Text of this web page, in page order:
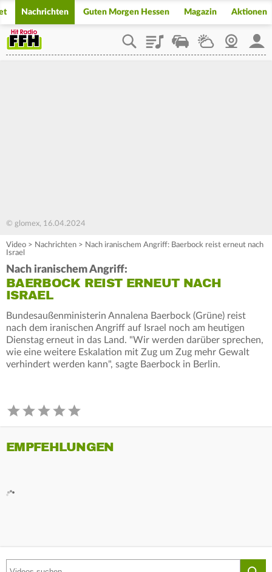
Nachrichten Guten Morgen Hessen Magazin Aktionen
PlaylistStaupilotWetterWebcam
© glomex, 16.04.2024
Video > Nachrichten > Nach iranischem Angriff: Baerbock reist erneut nach
Israel
Nach iranischem Angriff:
BAERBOCK REIST ERNEUT NACH
ISRAEL
Bundesaußenministerin Annalena Baerbock (Grüne) reist
nach dem iranischen Angriff auf Israel noch am heutigen
Dienstag erneut in das Land. "Wir werden darüber sprechen,
wie eine weitere Eskalation mit Zug um Zug mehr Gewalt
verhindert werden kann", sagte Baerbock in Berlin.
EMPFEHLUNGEN